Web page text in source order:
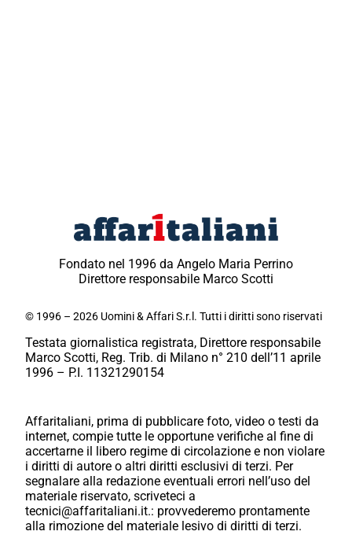
Fondato nel 1996 da Angelo Maria Perrino
Direttore responsabile Marco Scotti
© 1996 – 2026 Uomini & Affari S.r.l. Tutti i diritti sono riservati
Testata giornalistica registrata, Direttore responsabile
Marco Scotti, Reg. Trib. di Milano n° 210 dell’11 aprile
1996 – P.I. 11321290154
Affaritaliani, prima di pubblicare foto, video o testi da
internet, compie tutte le opportune verifiche al fine di
accertarne il libero regime di circolazione e non violare
i diritti di autore o altri diritti esclusivi di terzi. Per
segnalare alla redazione eventuali errori nell’uso del
materiale riservato, scriveteci a
tecnici@affaritaliani.it.: provvederemo prontamente
alla rimozione del materiale lesivo di diritti di terzi.